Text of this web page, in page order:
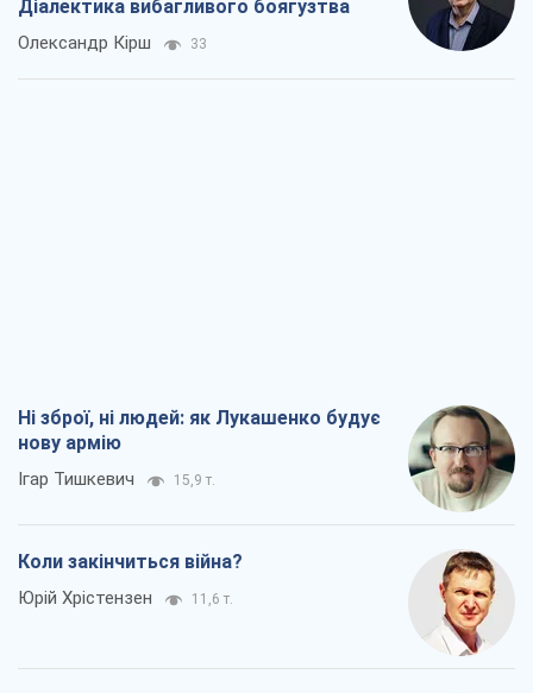
Діалектика вибагливого боягузтва
Олександр Кірш 33
Ні зброї, ні людей: як Лукашенко будує
нову армію
Ігар Тишкевич 15,9 т.
Коли закінчиться війна?
Юрій Хрістензен 11,6 т.